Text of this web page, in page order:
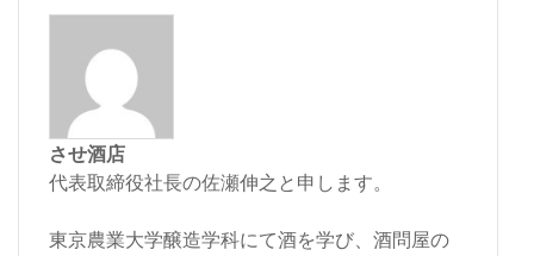
させ酒店
代表取締役社長の佐瀬伸之と申します。
東京農業大学醸造学科にて酒を学び、酒問屋の